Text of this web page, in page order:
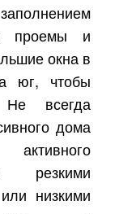
проемы и
окна в
юг, чтобы
Не всегда
дома
резкими
низкими